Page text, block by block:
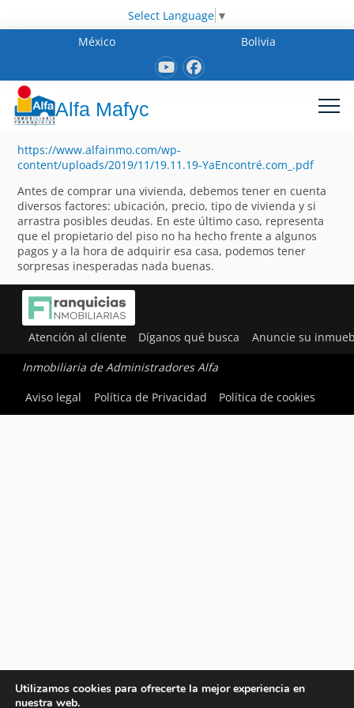
Select Language ▼
México
Bolivia
Alfa Mafyc
https://www.alfainmo.com/wp-
content/uploads/2019/11/19.11.19-YaEncontré.com_.pdf
Antes de comprar una vivienda, debemos tener en cuenta
diversos factores: ubicación, precio, tipo de vivienda y si
arrastra posibles deudas. En este último caso, representa
que el propietario del piso no ha hecho frente a algunos
pagos y a la hora de adquirir esa casa, podemos tener
sorpresas inesperadas nada buenas.
Atención al cliente Díganos qué busca Anuncie su
Inmobiliaria de Administradores Alfa
Aviso legal
Política de Privacidad Política de cookies
Utilizamos cookies para ofrecerte la mejor experiencia en
nuestra web.